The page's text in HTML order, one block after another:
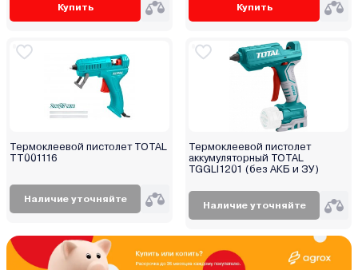
Купить Купить
Термоклеевой пистолет TOTAL
TT001116
Наличие уточняйте
Термоклеевой пистолет
аккумуляторный TOTAL
TGGLI1201 (без АКБ и ЗУ)
Наличие уточняйте